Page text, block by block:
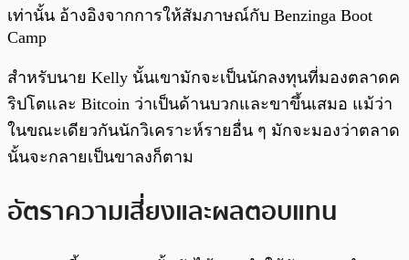
เท่านั้น อ้างอิงจากการให้สัมภาษณ์กับ Benzinga Boot
Camp
สำหรับนาย Kelly นั้นเขามักจะเป็นนักลงทุนที่มองตลาดค
ริปโตและ Bitcoin ว่าเป็นด้านบวกและขาขึ้นเสมอ แม้ว่า
ในขณะเดียวกันนักวิเคราะห์รายอื่น ๆ มักจะมองว่าตลาด
นั้นจะกลายเป็นขาลงก็ตาม
อัตราความเสี่ยงและผลตอบแทน